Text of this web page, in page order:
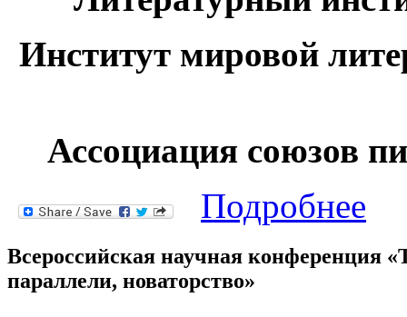
Институт мировой
Ассоциация союзов
Подробнее
Всероссийская научная конференция
параллели, новаторство»